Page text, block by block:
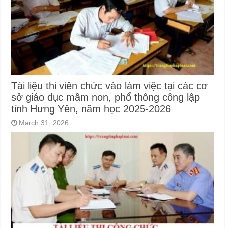
Tài liệu thi viên chức vào làm việc tại các cơ
sở giáo dục mầm non, phổ thông công lập
tỉnh Hưng Yên, năm học 2025-2026
March 31, 2026